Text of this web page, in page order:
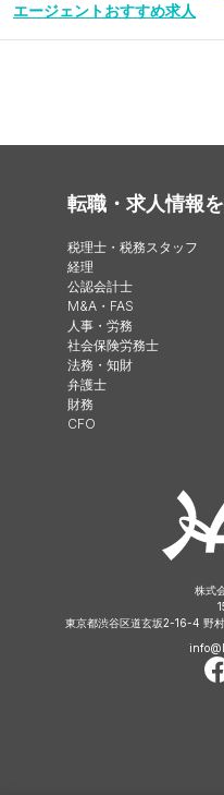
エージェントおすすめ求人
転職・求人情報
税理士・税務スタッフ
経理
公認会計士
M&A・FAS
人事・労務
社会保険労務士
法務・知財
弁護士
財務
CFO
株式
東京都渋谷区道玄坂2-16-4 野